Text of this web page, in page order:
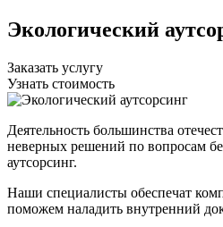
Экологический
Заказать услугу
Узнать стоимость
Деятельность большинства
неверных решений по вопросам
аутсорсинг.
Наши специалисты обеспечат
поможем наладить внутренний